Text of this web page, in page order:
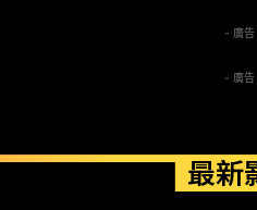
- 廣
- 廣
最新